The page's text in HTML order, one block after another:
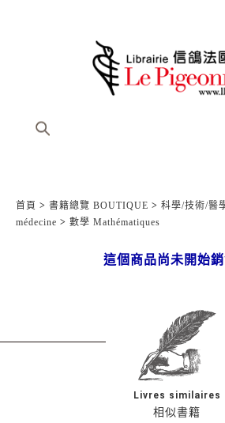
首頁 > 書籍總覽 BOUTIQUE > 科學/技術/醫
médecine > 數學 Mathématiques
這個商品尚未開始銷
相似書籍
Livres similaires